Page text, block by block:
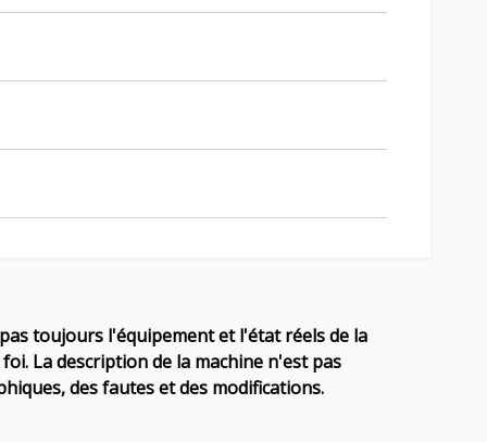
toujours l'équipement et l'état réels de la
La description de la machine n'est pas
des fautes et des modifications.